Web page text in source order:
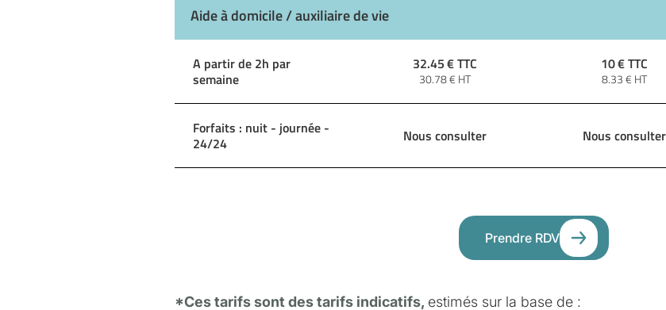
Aide à domicile / auxiliaire de vie
A partir de 2h par
semaine
32.45€ TTC
30.78€ HT
10€ TTC
8.33€ HT
Forfaits : nuit - journée -
24/24
Nous consulter Nous consulter
Prendre RDV
*Ces tarifs sont des tarifs indicatifs, estimés sur la base de :